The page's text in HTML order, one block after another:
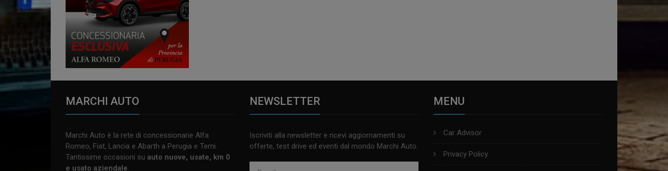
MARCHI AUTO
Marchi Auto è la rete di concessionarie Alfa
Romeo, Fiat, Lancia e Abarth a Perugia e Terni.
Tantissime occasioni su auto nuove, usate, km 0
e usato aziendale.
NEWSLETTER
Iscriviti alla newsletter e ricevi aggiornamenti su
offerte, test drive ed eventi dal mondo Marchi Auto.
MENU
Car Advisor
Privacy Policy